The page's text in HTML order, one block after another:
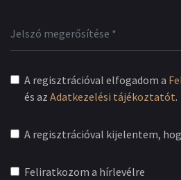
A regisztrációval elfogadom a
és az Adatkezelési tájékoztatót.
A regisztrációval kijelentem,
Feliratkozom a hírlevélre